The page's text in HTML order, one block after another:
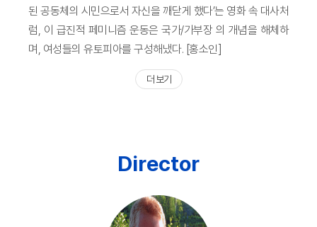
된 공동체의 시민으로서 자신을 깨닫게 했다’는 영화 속 대사처
럼, 이 급진적 페미니즘 운동은 국가/가부장 의 개념을 해체하
며, 여성들의 유토피아를 구성해냈다. [홍소인]
더 보기
Director